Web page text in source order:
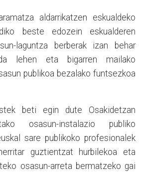
aldarrikatzen eskualdeko
beste edozein eskualderen
laguntza berberak izan behar
lehen eta bigarren mailako
publikoa bezalako funtsezkoa
beti egin dute Osakidetzan
osasun-instalazio publiko
sare publikoko profesionalek
guztientzat hurbilekoa eta
osasun-arreta bermatzeko gai